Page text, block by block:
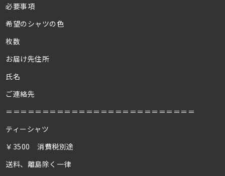
必要事項
希望のシャツの色
枚数
お届け先住所
氏名
ご連絡先
＝＝＝＝＝＝＝＝＝＝＝＝＝＝＝＝＝＝＝＝＝＝＝＝＝＝
ティーシャツ
￥3500 消費税別途
送料、離島除く一律